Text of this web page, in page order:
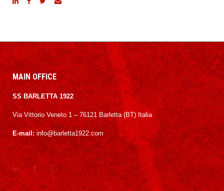
MAIN OFFICE
SS BARLETTA 1922
Via Vittorio Veneto 1 – 76121 Barletta (BT) Italia
E-mail: info@barletta1922.com